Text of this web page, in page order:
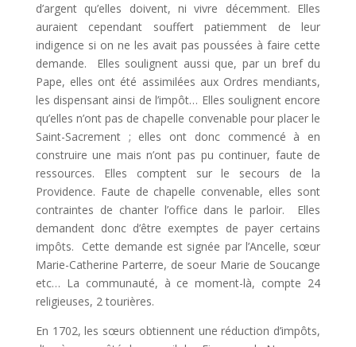
d’argent qu’elles doivent, ni vivre décemment. Elles
auraient cependant souffert patiemment de leur
indigence si on ne les avait pas poussées à faire cette
demande. Elles soulignent aussi que, par un bref du
Pape, elles ont été assimilées aux Ordres mendiants,
les dispensant ainsi de l’impôt… Elles soulignent encore
qu’elles n’ont pas de chapelle convenable pour placer le
Saint-Sacrement ; elles ont donc commencé à en
construire une mais n’ont pas pu continuer, faute de
ressources. Elles comptent sur le secours de la
Providence. Faute de chapelle convenable, elles sont
contraintes de chanter l’office dans le parloir. Elles
demandent donc d’être exemptes de payer certains
impôts. Cette demande est signée par l’Ancelle, sœur
Marie-Catherine Parterre, de soeur Marie de Soucange
etc… La communauté, à ce moment-là, compte 24
religieuses, 2 tourières.
En 1702, les sœurs obtiennent une réduction d’impôts,